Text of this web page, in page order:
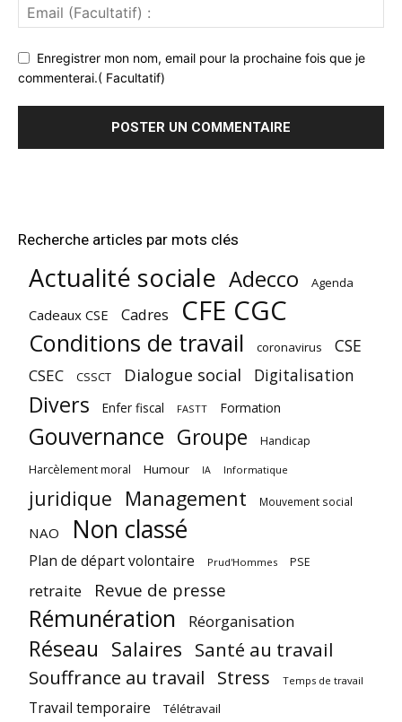
Enregistrer mon nom, email pour la prochaine fois que je
commenterai.( Facultatif)
Recherche articles par mots clés
Actualité sociale Adecco Agenda
Cadeaux CSE Cadres CFE CGC
Conditions de travail coronavirus CSE
CSEC CSSCT Dialogue social Digitalisation
Divers Enfer fiscal FASTT Formation
Gouvernance Groupe Handicap
Harcèlement moral Humour IA Informatique
juridique Management Mouvement social
NAO Non classé
Plan de départ volontaire Prud'Hommes PSE
retraite Revue de presse
Rémunération Réorganisation
Réseau Salaires Santé au travail
Souffrance au travail Stress Temps de travail
Travail temporaire Télétravail